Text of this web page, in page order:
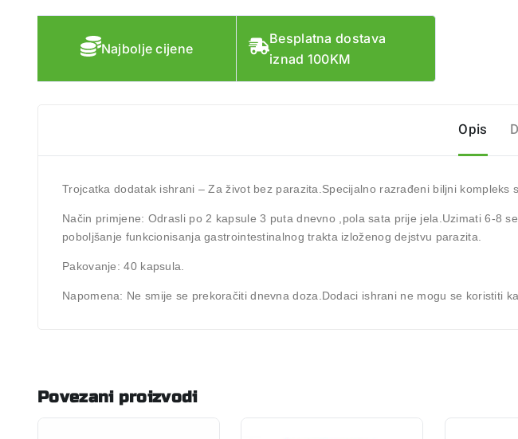
Najbolje cijene
Besplatna dostava
iznad 100KM
Opis
Trojcatka dodatak ishrani – Za život bez parazita.Specijalno razrađeni biljni kompleks
Način primjene: Odrasli po 2 kapsule 3 puta dnevno ,pola sata prije jela.Uzimati 6-8
poboljšanje funkcionisanja gastrointestinalnog trakta izloženog dejstvu parazita.
Pakovanje: 40 kapsula.
Napomena: Ne smije se prekoračiti dnevna doza.Dodaci ishrani ne mogu se koristiti
Povezani proizvodi